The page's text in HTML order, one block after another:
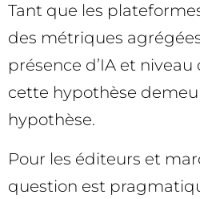
Tant que les
des métriques
présence d’IA et
cette hypothèse
hypothèse.
Pour les éditeurs et
question est